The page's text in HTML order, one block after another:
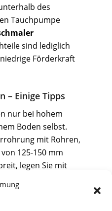
des
Tauchpumpe
sind lediglich
Förderkraft
– Einige Tipps
nur bei hohem
Boden selbst.
mit Rohren,
125-150 mm
legen Sie mit
das